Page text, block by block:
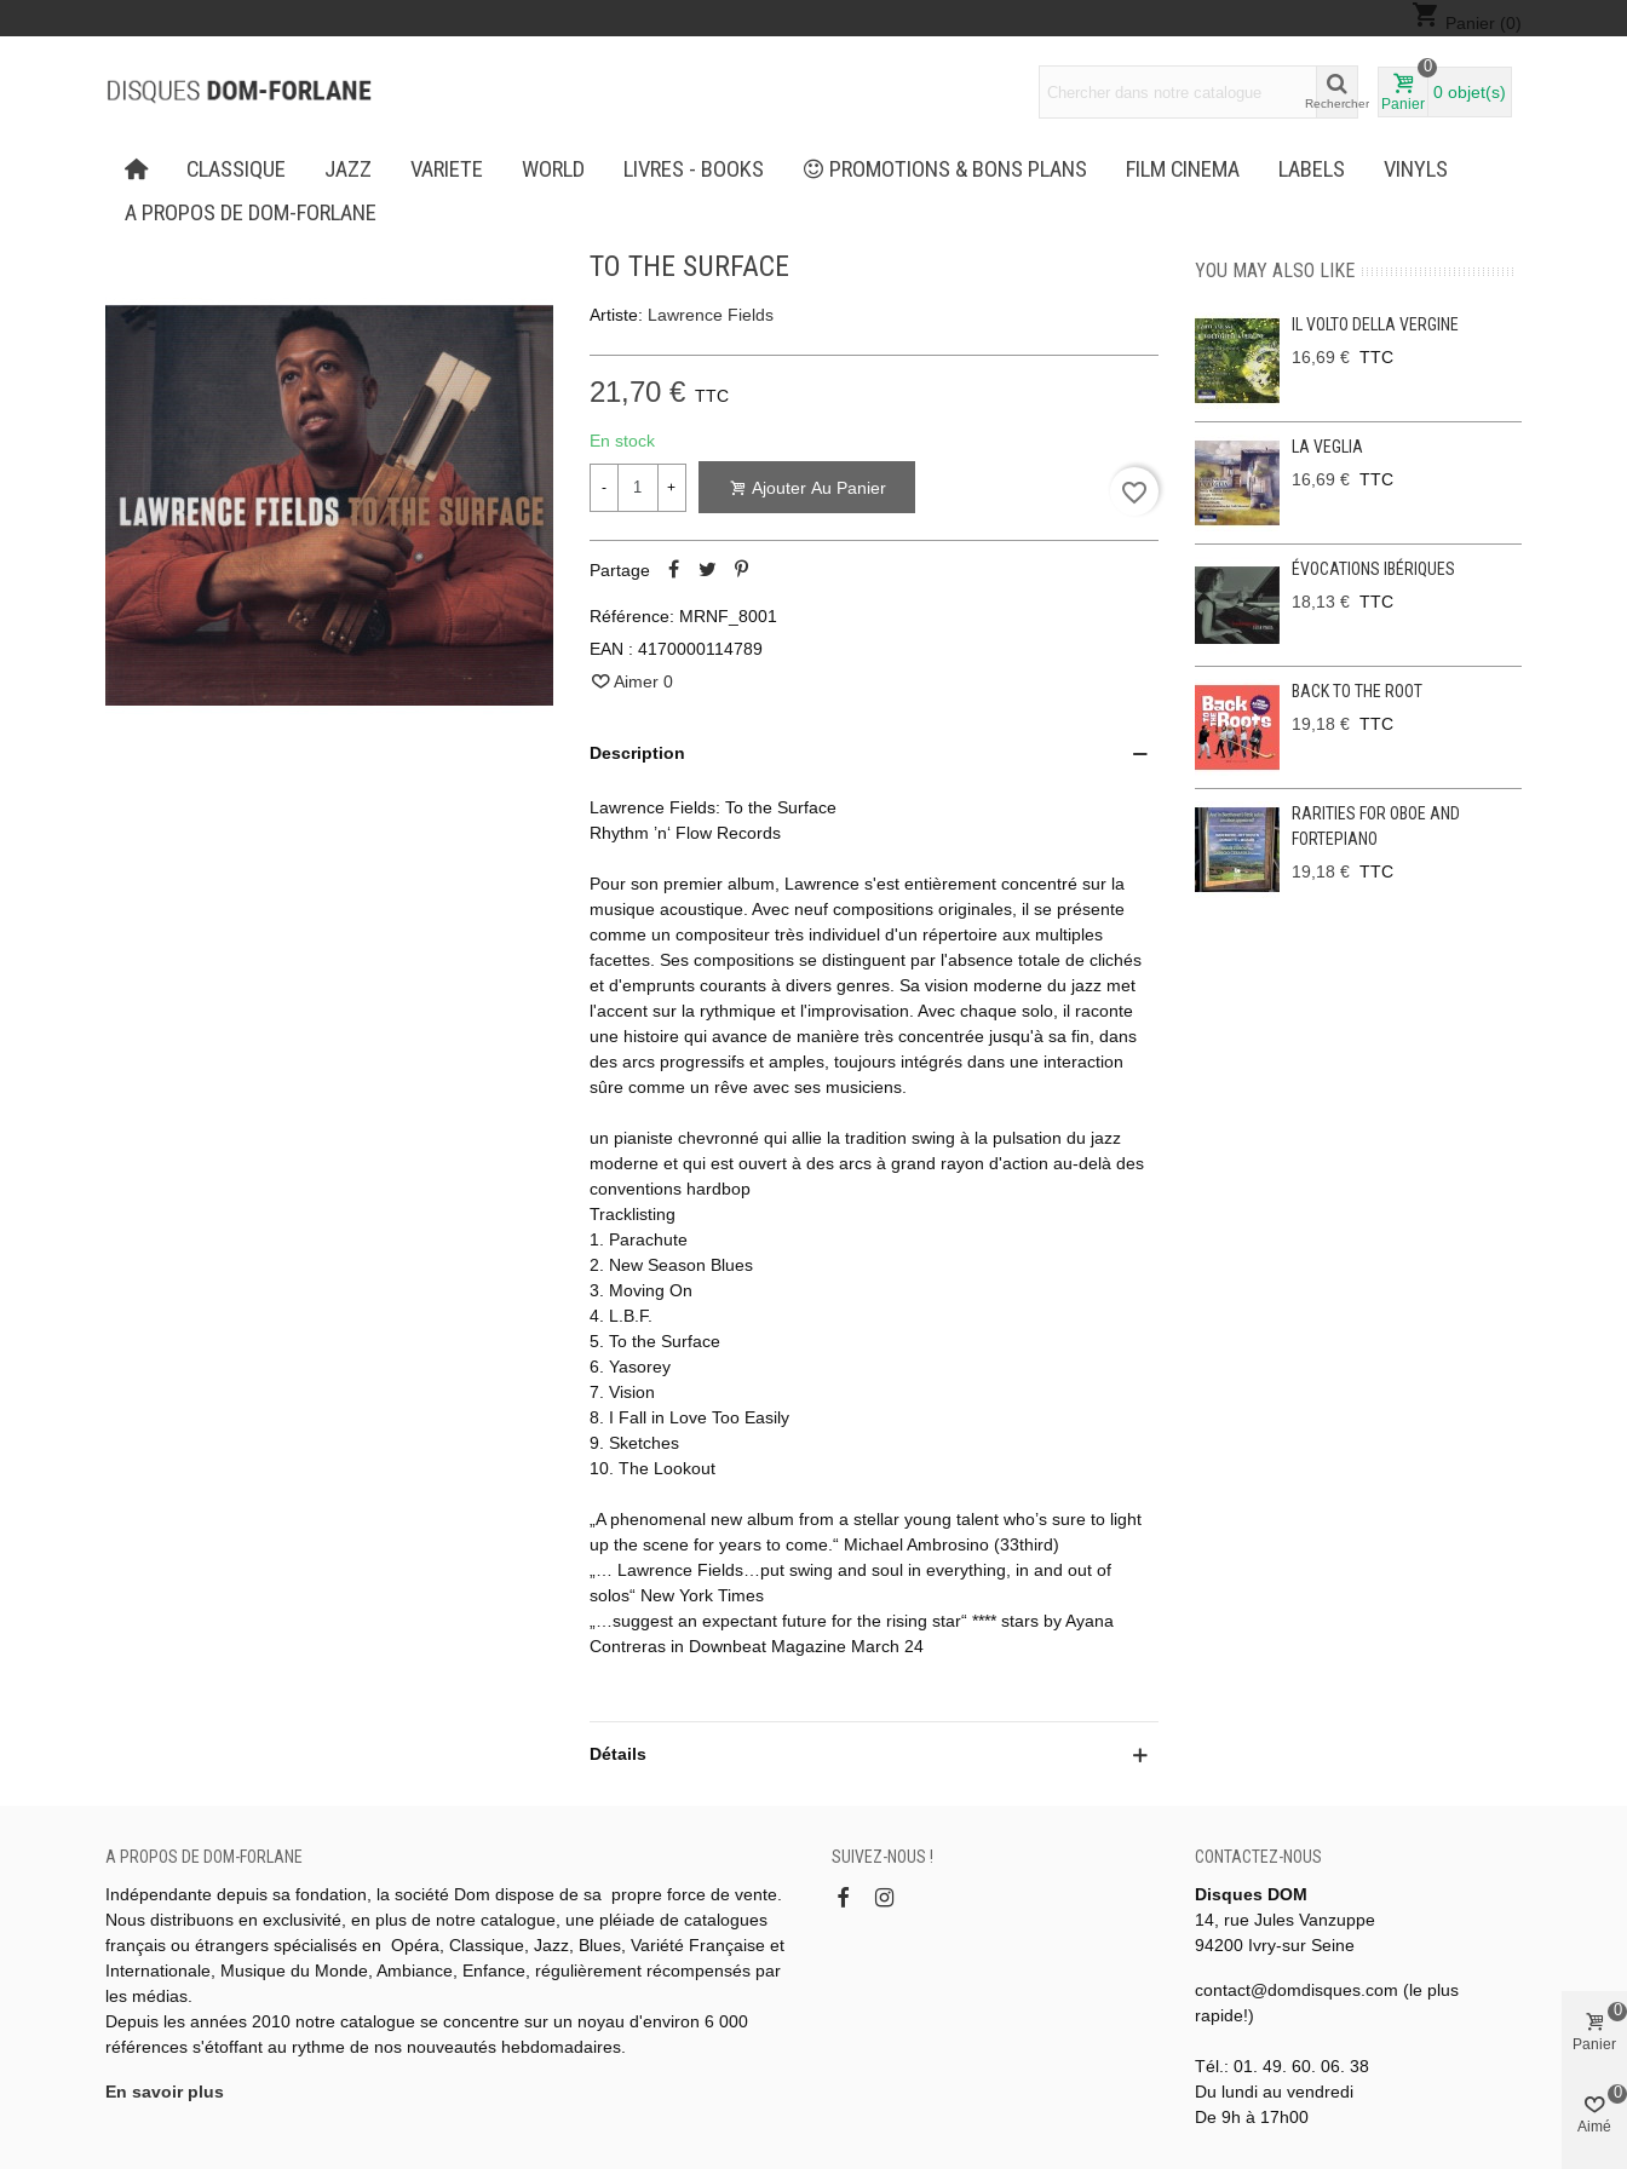
shopping_cart Panier (0)
Rechercher Panier
0
0 objet(s)
CLASSIQUE JAZZ VARIETE WORLD LIVRES - BOOKS PROMOTIONS & BONS PLANS FILM CINEMA LABELS
VINYLS
A PROPOS DE DOM-FORLANE
TO THE SURFACE
Artiste: Lawrence Fields
21,70 € TTC
En stock
- + Ajouter Au Panier favorite_border
Partage
Référence: MRNF_8001
EAN : 4170000114789
Aimer 0
Description
Lawrence Fields: To the Surface
Rhythm ’n‘ Flow Records
Pour son premier album, Lawrence s'est entièrement concentré sur la
musique acoustique. Avec neuf compositions originales, il se présente
comme un compositeur très individuel d'un répertoire aux multiples
facettes. Ses compositions se distinguent par l'absence totale de clichés
et d'emprunts courants à divers genres. Sa vision moderne du jazz met
l'accent sur la rythmique et l'improvisation. Avec chaque solo, il raconte
une histoire qui avance de manière très concentrée jusqu'à sa fin, dans
des arcs progressifs et amples, toujours intégrés dans une interaction
sûre comme un rêve avec ses musiciens.
un pianiste chevronné qui allie la tradition swing à la pulsation du jazz
moderne et qui est ouvert à des arcs à grand rayon d'action au-delà des
conventions hardbop
Tracklisting
1. Parachute
2. New Season Blues
3. Moving On
4. L.B.F.
5. To the Surface
6. Yasorey
7. Vision
8. I Fall in Love Too Easily
9. Sketches
10. The Lookout
„A phenomenal new album from a stellar young talent who’s sure to light
up the scene for years to come.“ Michael Ambrosino (33third)
„… Lawrence Fields…put swing and soul in everything, in and out of
solos“ New York Times
„…suggest an expectant future for the rising star“ **** stars by Ayana
Contreras in Downbeat Magazine March 24
Détails
YOU MAY ALSO LIKE
IL VOLTO DELLA VERGINE
16,69 € TTC
LA VEGLIA
16,69 € TTC
ÉVOCATIONS IBÉRIQUES
18,13 € TTC
BACK TO THE ROOT
19,18 € TTC
RARITIES FOR OBOE AND
FORTEPIANO
19,18 € TTC
A PROPOS DE DOM-FORLANE
Indépendante depuis sa fondation, la société Dom dispose de sa propre force de vente.
Nous distribuons en exclusivité, en plus de notre catalogue, une pléiade de catalogues
français ou étrangers spécialisés en Opéra, Classique, Jazz, Blues, Variété Française et
Internationale, Musique du Monde, Ambiance, Enfance, régulièrement récompensés par
les médias.
Depuis les années 2010 notre catalogue se concentre sur un noyau d'environ 6 000
références s'étoffant au rythme de nos nouveautés hebdomadaires.
En savoir plus
SUIVEZ-NOUS !
CONTACTEZ-NOUS
Disques DOM
14, rue Jules Vanzuppe
94200 Ivry-sur Seine
contact@domdisques.com (le plus
rapide!)
Tél.: 01. 49. 60. 06. 38
Du lundi au vendredi
De 9h à 17h00
Panier
0
Aimé
0